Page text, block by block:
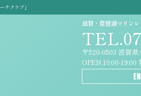
チクラブ」
滋賀・琵琶湖マリン
〒520-0503 滋賀
OPEN.10:00-19:00